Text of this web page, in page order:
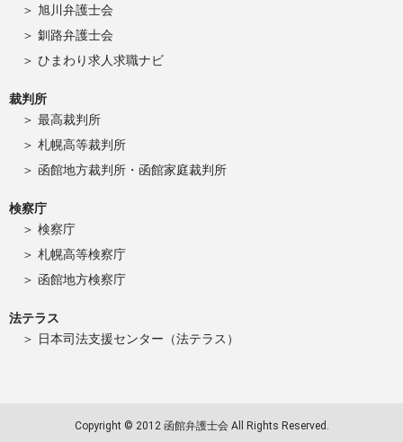
旭川弁護士会
釧路弁護士会
ひまわり求人求職ナビ
裁判所
最高裁判所
札幌高等裁判所
函館地方裁判所・函館家庭裁判所
検察庁
検察庁
札幌高等検察庁
函館地方検察庁
法テラス
日本司法支援センター（法テラス）
Copyright © 2012 函館弁護士会 All Rights Reserved.